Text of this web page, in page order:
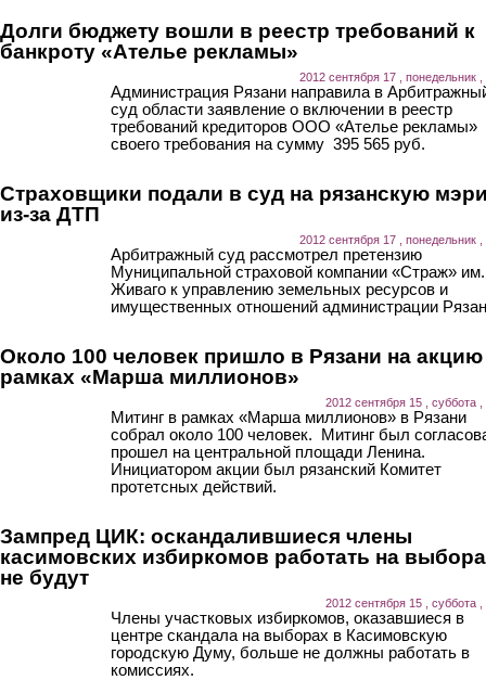
Долги бюджету вошли в реестр требований к
банкроту «Ателье рекламы»
2012 сентября 17 , понедельник ,
Администрация Рязани направила в
суд области заявление о включении в реестр
требований кредиторов ООО «Ателье рекламы»
своего требования на сумму 395 565 руб.
Страховщики подали в суд на рязанскую
из-за ДТП
2012 сентября 17 , понедельник ,
Арбитражный суд рассмотрел претензию
Муниципальной страховой компании «Страж»
Живаго к управлению земельных ресурсов и
имущественных отношений администрации
Около 100 человек пришло в Рязани на
рамках «Марша миллионов»
2012 сентября 15 , суббота ,
Митинг в рамках «Марша миллионов» в Рязани
собрал около 100 человек. Митинг был
прошел на центральной площади Ленина.
Инициатором акции был рязанский Комитет
протетсных действий.
Зампред ЦИК: оскандалившиеся члены
касимовских избиркомов работать на
не будут
2012 сентября 15 , суббота ,
Члены участковых избиркомов, оказавшиеся в
центре скандала на выборах в Касимовскую
городскую Думу, больше не должны работать в
комиссиях.